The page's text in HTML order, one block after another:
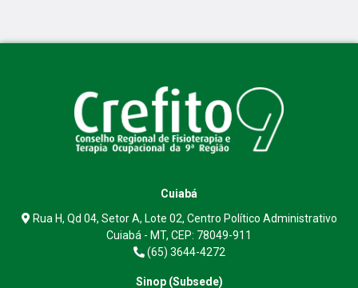
Cuiabá
Rua H, Qd 04, Setor A, Lote 02, Centro Político Administrativo
Cuiabá - MT, CEP: 78049-911
(65) 3644-4272
Sinop (Subsede)